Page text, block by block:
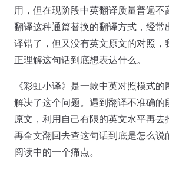
用，但在现阶段中英翻译质量普遍不
翻译这种通篇替换的翻译方式，经常
译错了，但又没有英文原文的对照，
正理解这句话到底想表达什么。
《彩虹小译》是一款中英对照模式
解决了这个问题。遇到翻译不准确的
原文，利用自己有限的英文水平再去
再全文翻回去查这句话到底是怎么说
阅读中的一个痛点。